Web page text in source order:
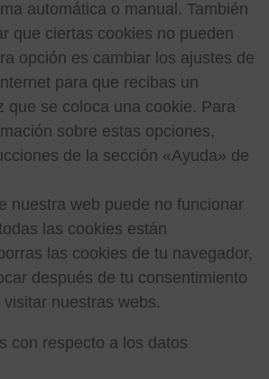
automática o manual. También
que ciertas cookies no pueden
opción es cambiar los ajustes de
para que recibas un
que se coloca una cookie. Para
sobre estas opciones,
de la sección «Ayuda» de
nuestra web puede no funcionar
las cookies están
las cookies de tu navegador,
después de tu consentimiento
nuestras webs.
con respecto a los datos